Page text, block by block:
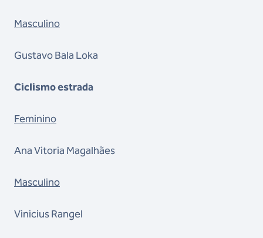
Masculino
Gustavo Bala Loka
Ciclismo estrada
Feminino
Ana Vitoria Magalhães
Masculino
Vinicius Rangel